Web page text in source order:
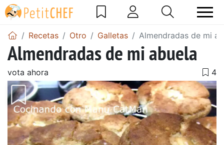
Recetas Otro Galletas Almendradas de mi
Almendradas de mi abuela
vota ahora